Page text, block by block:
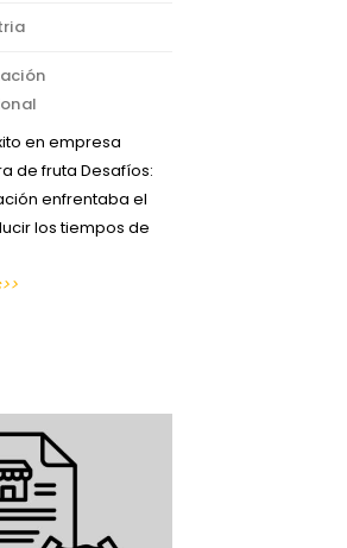
en empresa
de fruta Desafíos:
enfrentaba el
los tiempos de